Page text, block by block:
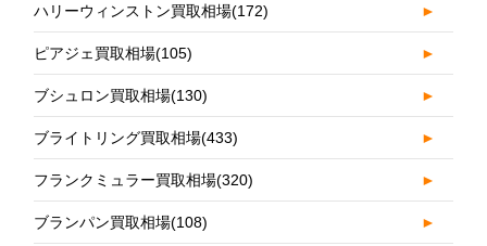
ハリーウィンストン買取相場(172) ►
ピアジェ買取相場(105) ►
ブシュロン買取相場(130) ►
ブライトリング買取相場(433) ►
フランクミュラー買取相場(320) ►
ブランパン買取相場(108) ►